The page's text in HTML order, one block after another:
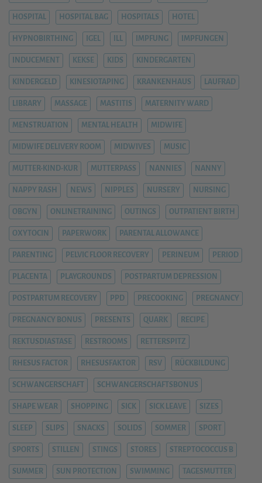
HOSPITAL HOSPITAL BAG HOSPITALS HOTEL
HYPNOBIRTHING IGEL ILL IMPFUNG IMPFUNGEN
INDUCEMENT KEKSE KIDS KINDERGARTEN
KINDERGELD KINESIOTAPING KRANKENHAUS LAUFRAD
LIBRARY MASSAGE MASTITIS MATERNITY WARD
MENSTRUATION MENTAL HEALTH MIDWIFE
MIDWIFE DELIVERY ROOM MIDWIVES MUSIC
MUTTER-KIND-KUR MUTTERPASS NANNIES NANNY
NAPPY RASH NEWS NIPPLES NURSERY NURSING
OBGYN ONLINETRAINING OUTINGS OUTPATIENT BIRTH
OXYTOCIN PAPERWORK PARENTAL ALLOWANCE
PARENTING PELVIC FLOOR RECOVERY PERINEUM PERIOD
PLACENTA PLAYGROUNDS POSTPARTUM DEPRESSION
POSTPARTUM RECOVERY PPD PRECOOKING PREGNANCY
PREGNANCY BONUS PRESENTS QUARK RECIPE
REKTUSDIASTASE RESTROOMS RETTERSPITZ
RHESUS FACTOR RHESUSFAKTOR RSV RÜCKBILDUNG
SCHWANGERSCHAFT SCHWANGERSCHAFTSBONUS
SHAPE WEAR SHOPPING SICK SICK LEAVE SIZES
SLEEP SLIPS SNACKS SOLIDS SOMMER SPORT
SPORTS STILLEN STINGS STORES STREPTOCOCCUS B
SUMMER SUN PROTECTION SWIMMING TAGESMUTTER